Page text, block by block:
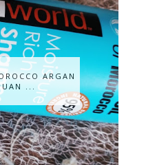
ARGAN
...